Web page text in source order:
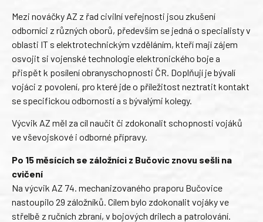
Mezi nováčky AZ z řad civilní veřejnosti jsou zkušení
odborníci z různých oborů, především se jedná o specialisty v
oblasti IT s elektrotechnickým vzděláním, kteří mají zájem
osvojit si vojenské technologie elektronického boje a
přispět k posílení obranyschopnosti ČR. Doplňují je bývalí
vojáci z povolení, pro které jde o příležitost neztratit kontakt
se specifickou odborností a s bývalými kolegy.
Výcvik AZ měl za cíl naučit či zdokonalit schopnosti vojáků
ve vševojskové i odborné přípravy.
Po 15 měsících se záložníci z Bučovic znovu sešli na
cvičení
Na výcvik AZ 74. mechanizovaného praporu Bučovice
nastoupilo 29 záložníků. Cílem bylo zdokonalit vojáky ve
střelbě z ručních zbraní, v bojových drilech a patrolování.